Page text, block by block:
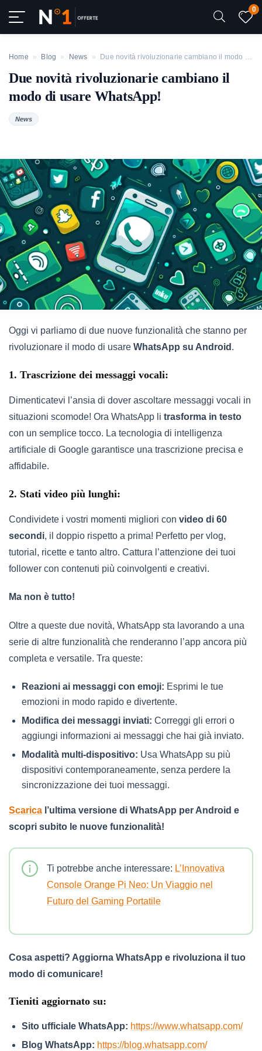
0
Home » Blog » News » Due novità rivoluzionarie cambiano il modo di usare WhatsApp!
Due novità rivoluzionarie cambiano il
modo di usare WhatsApp!
News
Oggi vi parliamo di due nuove funzionalità che stanno per
rivoluzionare il modo di usare WhatsApp su Android .
1. Trascrizione dei messaggi vocali:
Dimenticatevi l’ansia di dover ascoltare messaggi vocali in
situazioni scomode! Ora WhatsApp li trasforma in testo
con un semplice tocco. La tecnologia di intelligenza
artificiale di Google garantisce una trascrizione precisa e
affidabile.
2. Stati video più lunghi:
Condividete i vostri momenti migliori con video di 60
secondi, il doppio rispetto a prima! Perfetto per vlog,
tutorial, ricette e tanto altro. Cattura l’attenzione dei tuoi
follower con contenuti più coinvolgenti e creativi.
Ma non è tutto!
Oltre a queste due novità, WhatsApp sta lavorando a una
serie di altre funzionalità che renderanno l’app ancora più
completa e versatile. Tra queste:
Reazioni ai messaggi con emoji: Esprimi le tue
emozioni in modo rapido e divertente.
Modifica dei messaggi inviati: Correggi gli errori o
aggiungi informazioni ai messaggi che hai già inviato.
Modalità multi-dispositivo: Usa WhatsApp su più
dispositivi contemporaneamente, senza perdere la
sincronizzazione dei tuoi messaggi.
Scarica l’ultima versione di WhatsApp per Android e
scopri subito le nuove funzionalità!
Ti potrebbe anche interessare: L’Innovativa
Console Orange Pi Neo: Un Viaggio nel
Futuro del Gaming Portatile
Cosa aspetti? Aggiorna WhatsApp e rivoluziona il tuo
modo di comunicare!
Tieniti aggiornato su:
Sito ufficiale WhatsApp: https://www.whatsapp.com/
Blog WhatsApp: https://blog.whatsapp.com/